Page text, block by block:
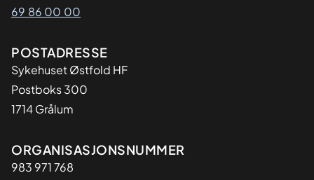
69 86 00 00
Adresse
POSTADRESSE
Sykehuset Østfold HF
Postboks 300
1714 Grålum
Organisasjon
ORGANISASJONSNUMMER
983 971 768